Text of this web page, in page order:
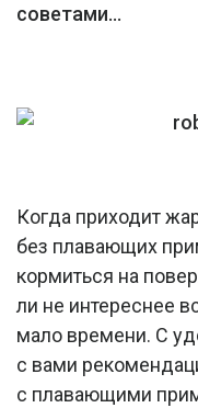
советами…
Когда приходит
без плавающих
кормиться на
ли не интереснее
мало времени. С
с вами
с плавающими